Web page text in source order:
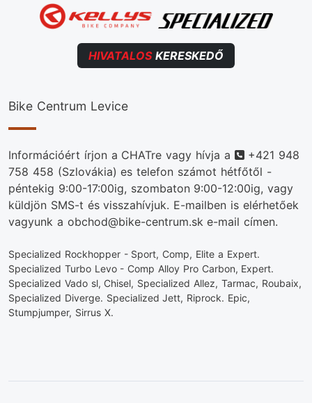
HIVATALOSKERESKEDŐ
Bike Centrum Levice
Információért írjon a CHATre vagy hívja a Telefonszám
+421 948
758 458 (Szlovákia) es telefon számot hétfőtől -
péntekig 9:00-17:00ig, szombaton 9:00-12:00ig, vagy
küldjön SMS-t és visszahívjuk. E-mailben is elérhetőek
vagyunk a obchod@bike-centrum.sk e-mail címen.
Specialized Rockhopper - Sport, Comp, Elite a Expert.
Specialized Turbo Levo - Comp Alloy Pro Carbon, Expert.
Specialized Vado sl, Chisel, Specialized Allez, Tarmac, Roubaix,
Specialized Diverge. Specialized Jett, Riprock. Epic,
Stumpjumper, Sirrus X.